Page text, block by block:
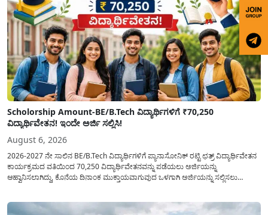
Scholorship Amount-BE/B.Tech ವಿದ್ಯಾರ್ಥಿಗಳಿಗೆ ₹70,250
ವಿದ್ಯಾರ್ಥಿವೇತನ! ಇಂದೇ ಅರ್ಜಿ ಸಲ್ಲಿಸಿ!
August 6, 2026
2026-2027 ನೇ ಸಾಲಿನ BE/B.Tech ವಿದ್ಯಾರ್ಥಿಗಳಿಗೆ ಪ್ಯಾನಾಸೋನಿಕ್ ರಟ್ಟಿ ಛತ್ರ್ ವಿದ್ಯಾರ್ಥಿವೇತನ
ಕಾರ್ಯಕ್ರಮದ ವತಿಯಿಂದ 70,250 ವಿದ್ಯಾರ್ಥಿವೇತನವನ್ನು ಪಡೆಯಲು ಅರ್ಜಿಯನ್ನು
ಆಹ್ವಾನಿಸಲಾಗಿದ್ದು, ಕೊನೆಯ ದಿನಾಂಕ ಮುಕ್ತಾಯವಾಗುವುದ ಒಳಗಾಗಿ ಅರ್ಜಿಯನ್ನು ಸಲ್ಲಿಸಲು
ಜಾರಿಗೆ...